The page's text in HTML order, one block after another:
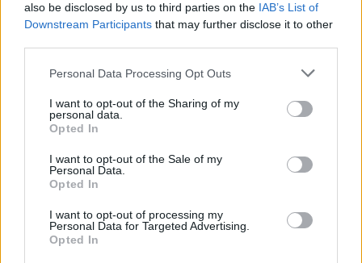
also be disclosed by us to third parties on the IAB’s List of
Downstream Participants that may further disclose it to other
Personal Data Processing Opt Outs
I want to opt-out of the Sharing of my
personal data.
Opted In
I want to opt-out of the Sale of my
Personal Data.
Opted In
I want to opt-out of processing my
Personal Data for Targeted Advertising.
Opted In
katastrofišką karo pabaigą
Ukrainoje
vaidmenys išliks Lietuvos teatro
istorijoje“